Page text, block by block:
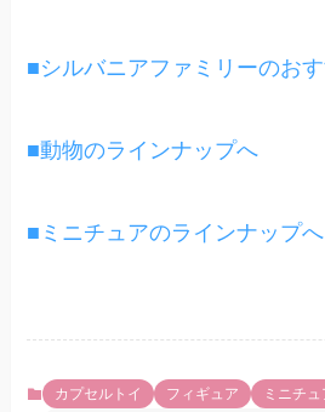
■シルバニアファミリーのお
■動物のラインナップへ
■ミニチュアのラインナップへ
カプセルトイ フィギュア ミニチュ